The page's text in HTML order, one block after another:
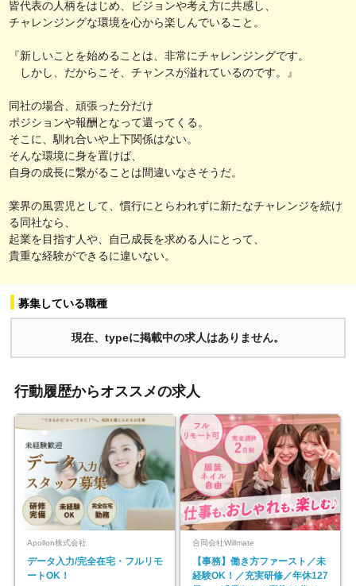
皆代表の人柄をはじめ、ビジョンや考え方に共感し、
チャレンジングな環境を心から楽しんでいること。
『新しいことを始めることは、非常にチャレンジングです。
しかし、だからこそ、チャンスが溢れているのです。』
同社の場合、頑張った分だけ
ポジションや報酬となって還ってくる。
そこに、馴れ合いや上下関係はない。
そんな環境に身を置けば、
自身の成長に繋がることは間違いなさそうだ。
業界の風雲児として、慣行にとらわれずに新たなチャレンジを続け
る同社なら、
起業を目指す人や、自己成長を求める人にとって、
貴重な経験ができるに違いない。
募集している職種
現在、typeに掲載中の求人はありません。
行動履歴からオススメの求人
Apollon株式会社
データ入力/完全在宅・フルリモ
ートOK！
合同会社Willmate
【事務】働き方ファースト／未
経験OK！／充実研修／年休127